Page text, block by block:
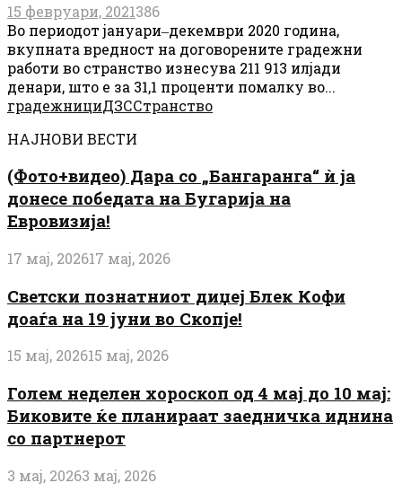
15 февруари, 2021386
Во периодот јануари‒декември 2020 година,
вкупната вредност на договорените градежни
работи во странство изнесува 211 913 илјади
денари, што е за 31,1 проценти помалку во...
градежнициДЗССтранство
НАЈНОВИ ВЕСТИ
(Фото+видео) Дара со „Бангаранга“ ѝ ја
донесе победата на Бугарија на
Евровизија!
17 мај, 202617 мај, 2026
Светски познатниот диџеј Блек Кофи
доаѓа на 19 јуни во Скопје!
15 мај, 202615 мај, 2026
Голем неделен хороскоп од 4 мај до 10 мај:
Биковите ќе планираат заедничка иднина
со партнерот
3 мај, 20263 мај, 2026